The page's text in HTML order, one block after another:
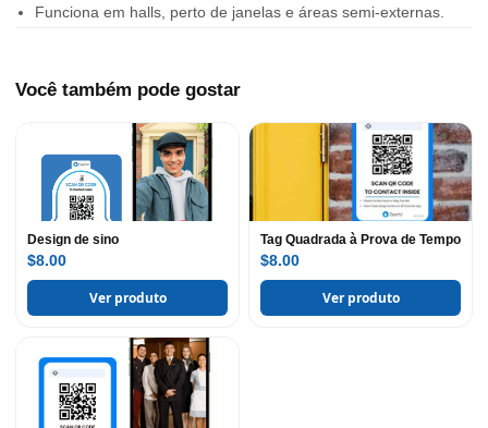
Funciona em halls, perto de janelas e áreas semi-externas.
Você também pode gostar
Design de sino
$8.00
Ver produto
Tag Quadrada à Prova de Tempo
$8.00
Ver produto